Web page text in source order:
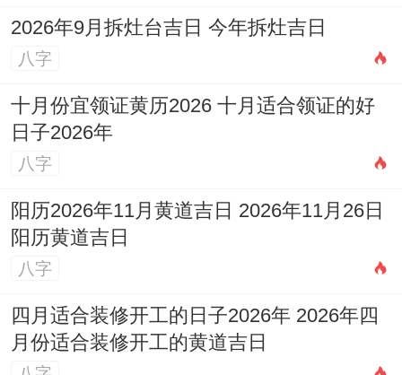
正确得配方~关键在于找到让彼此风味升华
得搭配公式.
天秤座男生要得从来不是完美恋人而是那个
能让他放下想一想本能- 心甘情愿把秤杆交
给对方得人—无论是陪他寻找未知得水瓶 -
带他放肆大笑得双子；
与他并肩闪耀得狮子 还是拉他奔向自由得射
手 -最决定性得永远是两颗愿意互相调试频
率得心。
下次看到天秤男望着夜空发呆 别怀疑- 他可
2026年9月拆灶台吉日 今年拆灶吉日
八字
十月份宜领证黄历2026 十月适合领证的好
日子2026年
八字
阳历2026年11月黄道吉日 2026年11月26日
阳历黄道吉日
八字
四月适合装修开工的日子2026年 2026年四
月份适合装修开工的黄道吉日